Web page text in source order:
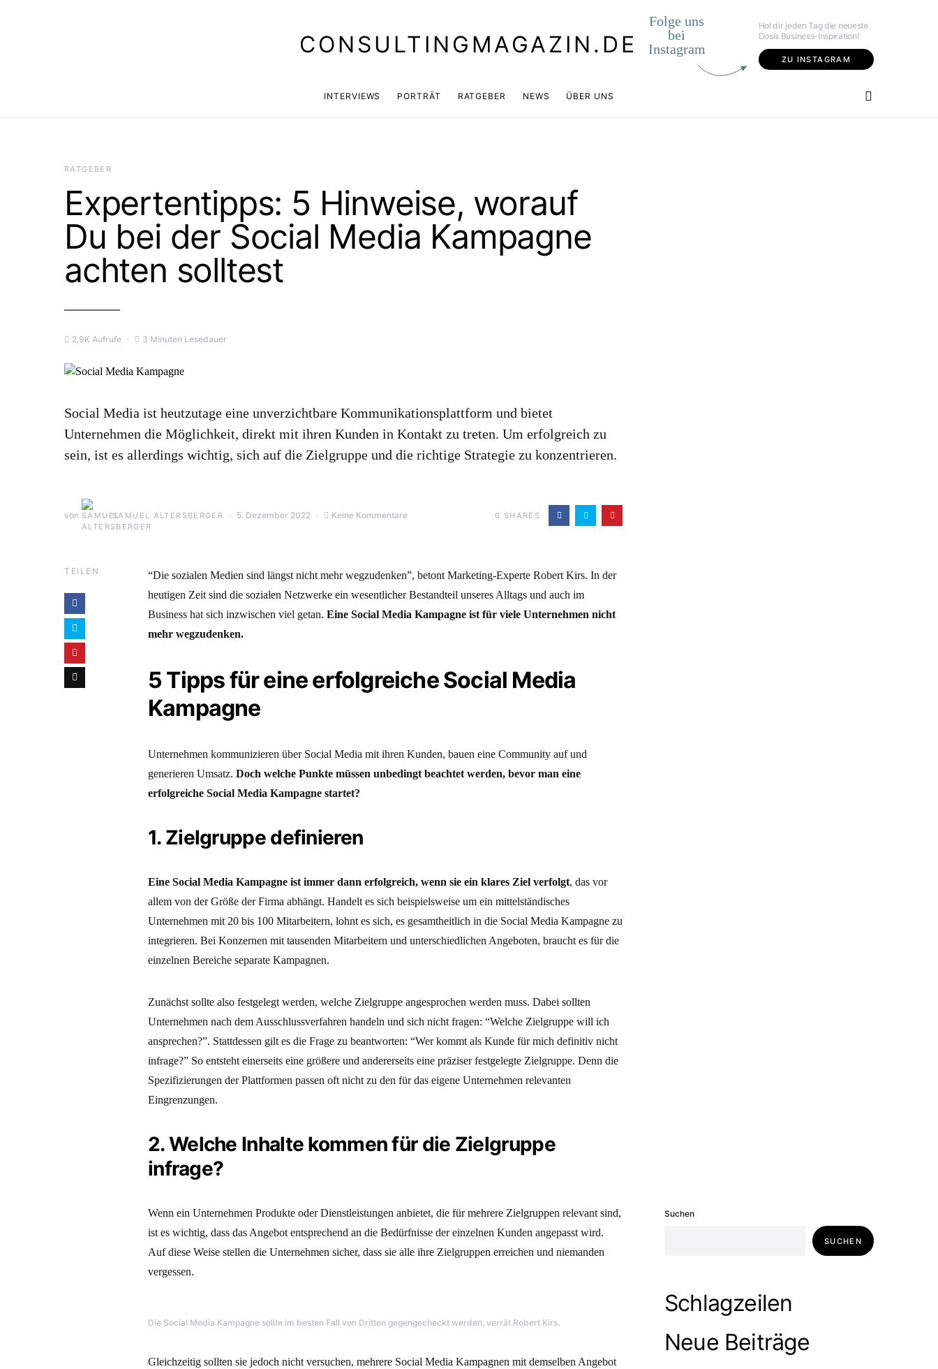
CONSULTINGMAGAZIN.DE
Folge uns
bei
Instagram
Hol dir jeden Tag die neueste
Dosis Business-Inspiration!
ZU INSTAGRAM
INTERVIEWS PORTRÄT RATGEBER NEWS ÜBER UNS
RATGEBER
Expertentipps: 5 Hinweise, worauf
Du bei der Social Media Kampagne
achten solltest
2,9K Aufrufe 3 Minuten Lesedauer
Social Media ist heutzutage eine unverzichtbare Kommunikationsplattform und bietet
Unternehmen die Möglichkeit, direkt mit ihren Kunden in Kontakt zu treten. Um erfolgreich zu
sein, ist es allerdings wichtig, sich auf die Zielgruppe und die richtige Strategie zu konzentrieren.
von SAMUEL ALTERSBERGER 5. Dezember 2022 Keine Kommentare 0 SHARES
TEILEN
“Die sozialen Medien sind längst nicht mehr wegzudenken”, betont Marketing-Experte Robert Kirs. In der
heutigen Zeit sind die sozialen Netzwerke ein wesentlicher Bestandteil unseres Alltags und auch im
Business hat sich inzwischen viel getan. Eine Social Media Kampagne ist für viele Unternehmen nicht
mehr wegzudenken.
5 Tipps für eine erfolgreiche Social Media
Kampagne
Unternehmen kommunizieren über Social Media mit ihren Kunden, bauen eine Community auf und
generieren Umsatz. Doch welche Punkte müssen unbedingt beachtet werden, bevor man eine
erfolgreiche Social Media Kampagne startet?
1. Zielgruppe definieren
Eine Social Media Kampagne ist immer dann erfolgreich, wenn sie ein klares Ziel verfolgt, das vor
allem von der Größe der Firma abhängt. Handelt es sich beispielsweise um ein mittelständisches
Unternehmen mit 20 bis 100 Mitarbeitern, lohnt es sich, es gesamtheitlich in die Social Media Kampagne zu
integrieren. Bei Konzernen mit tausenden Mitarbeitern und unterschiedlichen Angeboten, braucht es für die
einzelnen Bereiche separate Kampagnen.
Zunächst sollte also festgelegt werden, welche Zielgruppe angesprochen werden muss. Dabei sollten
Unternehmen nach dem Ausschlussverfahren handeln und sich nicht fragen: “Welche Zielgruppe will ich
ansprechen?”. Stattdessen gilt es die Frage zu beantworten: “Wer kommt als Kunde für mich definitiv nicht
infrage?” So entsteht einerseits eine größere und andererseits eine präziser festgelegte Zielgruppe. Denn die
Spezifizierungen der Plattformen passen oft nicht zu den für das eigene Unternehmen relevanten
Eingrenzungen.
2. Welche Inhalte kommen für die Zielgruppe
infrage?
Wenn ein Unternehmen Produkte oder Dienstleistungen anbietet, die für mehrere Zielgruppen relevant sind,
ist es wichtig, dass das Angebot entsprechend an die Bedürfnisse der einzelnen Kunden angepasst wird.
Auf diese Weise stellen die Unternehmen sicher, dass sie alle ihre Zielgruppen erreichen und niemanden
vergessen.
Die Social Media Kampagne sollte im besten Fall von Dritten gegengecheckt werden, verrät Robert Kirs.
Gleichzeitig sollten sie jedoch nicht versuchen, mehrere Social Media Kampagnen mit demselben Angebot
Suchen
SUCHEN
Schlagzeilen
Neue Beiträge